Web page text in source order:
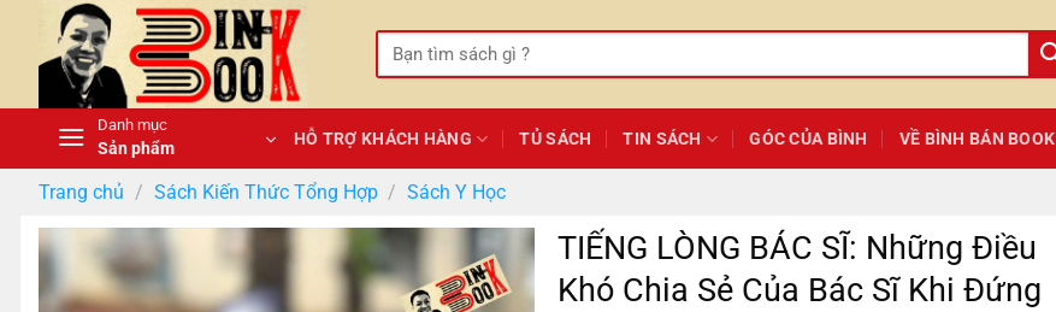
dung
Tìm
kiếm:
Danh mục
Sản phẩm HỖ TRỢ KHÁCH HÀNG TỦ SÁCH TIN SÁCH GÓC CỦA BÌNH VỀ BÌNH BÁN BOOK
Trang chủ / Sách Kiến Thức Tổng Hợp / Sách Y Học
TIẾNG LÒNG BÁC SĨ: Những Điều
Khó Chia Sẻ Của Bác Sĩ Khi Đứng